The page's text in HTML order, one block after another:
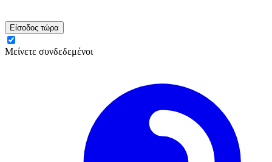
Είσοδος τώρα
Μείνετε συνδεδεμένοι